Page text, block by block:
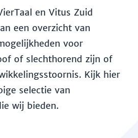
en Vitus Zuid
een overzicht van
voor
of slechthorend zijn of
Kijk hier
selectie van
wij bieden.